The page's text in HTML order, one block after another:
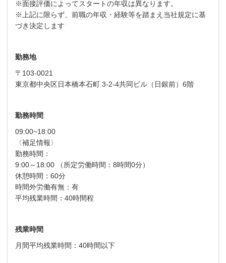
※面接評価によってスタートの年収は異なります。
※上記に限らず、前職の年収・経験等を踏まえ当社規定に基
づき決定します
勤務地
〒103-0021
東京都中央区日本橋本石町 3-2-4共同ビル（日銀前）6階
勤務時間
09:00~18:00
〈補足情報〉
勤務時間：
9:00～18:00 （所定労働時間：8時間0分）
休憩時間：60分
時間外労働有無：有
平均残業時間：40時間程
残業時間
月間平均残業時間：40時間以下